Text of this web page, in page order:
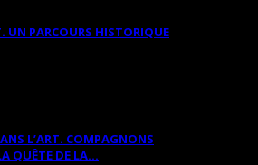
UN PARCOURS HISTORIQUE
L’ART. COMPAGNONS
QUÊTE DE LA...